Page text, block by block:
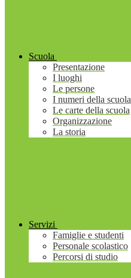
Scuola
Presentazione
I luoghi
Le persone
I numeri della scuola
Le carte della scuola
Organizzazione
La storia
Servizi
Famiglie e studenti
Personale scolastico
Percorsi di studio